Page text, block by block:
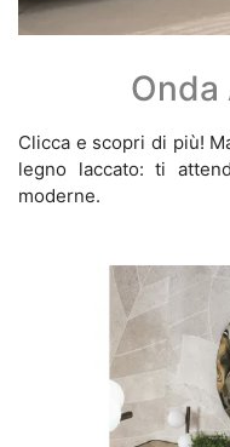
Onda
Clicca e scopri di più!
legno laccato: ti
moderne.